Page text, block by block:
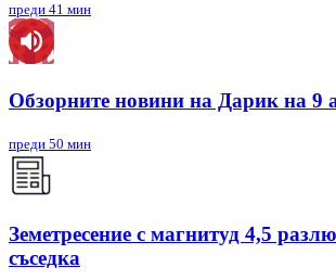
преди 41 мин
Обзорните новини на Дарик на 9
преди 50 мин
Земетресение с магнитуд 4,5
съседка